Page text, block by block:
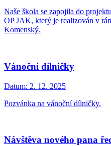
Naše škola se zapojila do
OP JAK, který je realizován v
Komenský.
Vánoční dílničky
Datum: 2. 12. 2025
Pozvánka na vánoční dílničky.
Návštěva nového pana